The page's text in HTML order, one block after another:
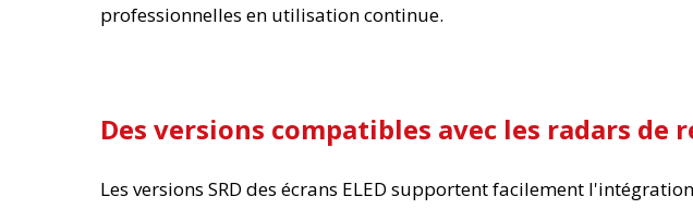
professionnelles en utilisation continue.
Des versions compatibles avec les radars de
Les versions SRD des écrans ELED supportent facilement